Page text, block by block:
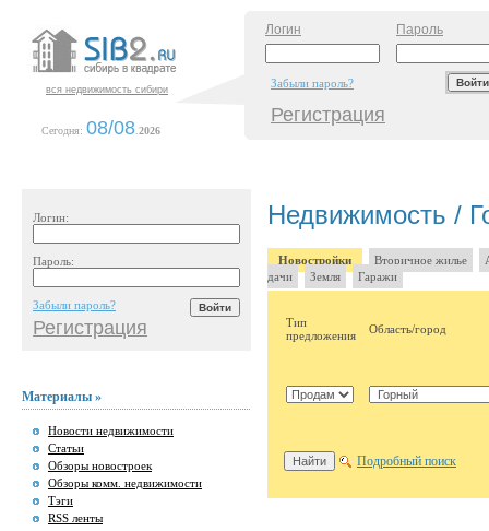
вся недвижимость сибири
Сегодня: 08/08 2026
Логин Пароль
Забыли пароль?
Регистрация
Логин:
Пароль:
Забыли пароль?
Регистрация
Материалы »
Новости недвижимости
Статьи
Обзоры новостроек
Обзоры комм. недвижимости
Тэги
RSS ленты
Недвижимость /
Новостройки Вторичное жилье
дачи
Земля Гаражи
Тип
предложения
Область/город
Подробный поиск